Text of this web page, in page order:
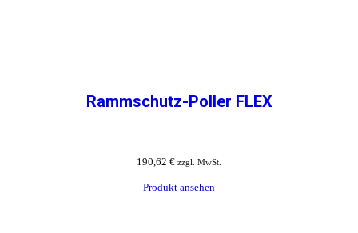
Rammschutz-Poller FLEX
190,62 € zzgl. MwSt.
Produkt ansehen